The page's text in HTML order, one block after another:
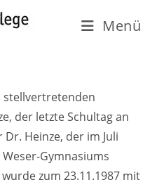
Menü
stellvertretenden
der letzte Schultag an
Heinze, der im Juli
Gymnasiums
zum 23.11.1987 mit